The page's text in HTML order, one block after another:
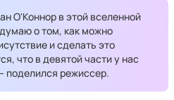
О'Коннор в этой вселенной
о том, как можно
и сделать это
что в девятой части у нас
поделился режиссер.